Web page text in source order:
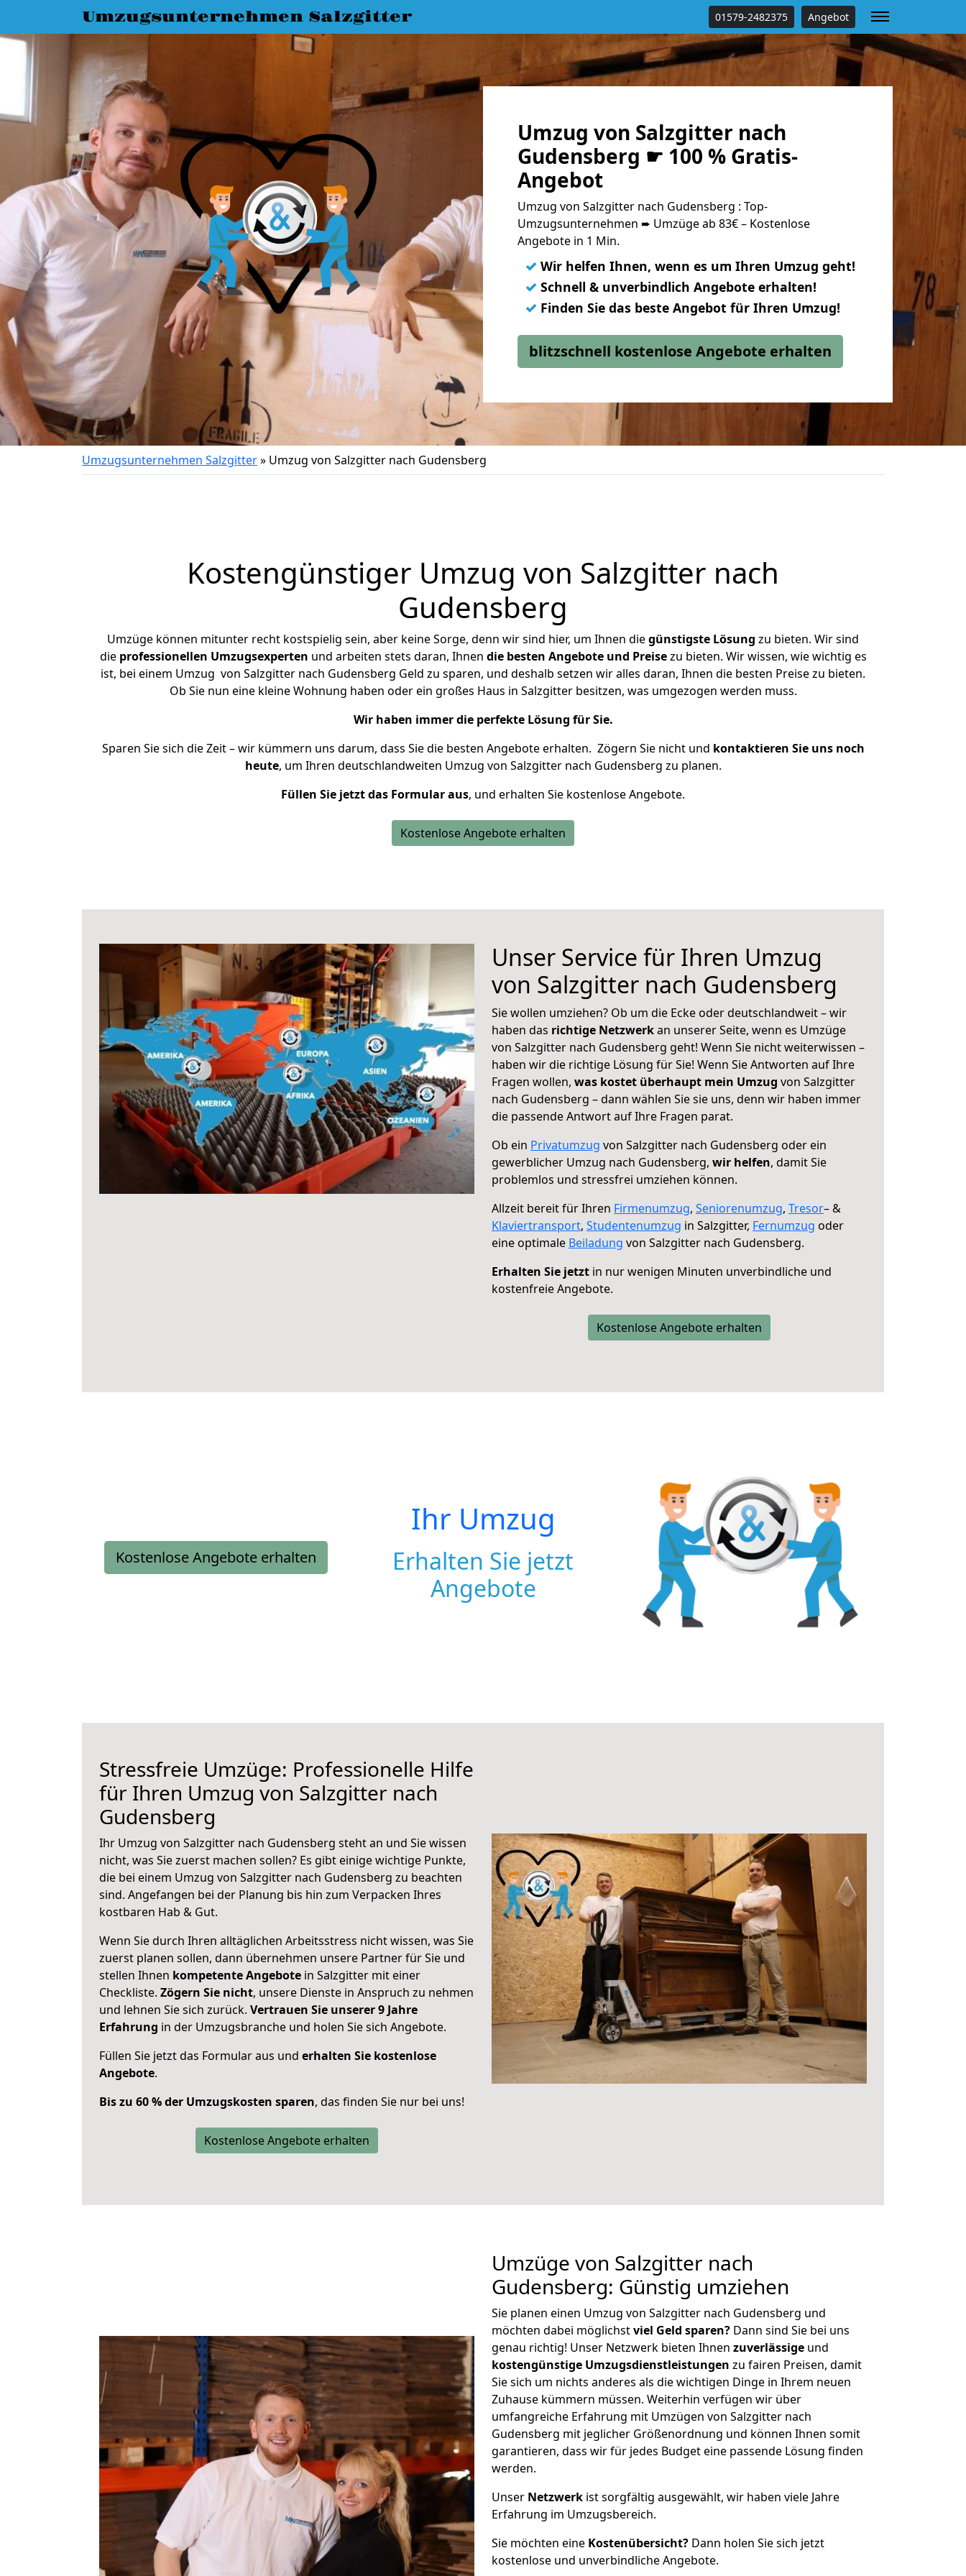
Umzugsunternehmen Salzgitter 01579-2482375 Angebot
Umzug von Salzgitter nach
Gudensberg ☛ 100 % Gratis-
Angebot
Umzug von Salzgitter nach Gudensberg : Top-
Umzugsunternehmen ➨ Umzüge ab 83€ – Kostenlose
Angebote in 1 Min.
✓ Wir helfen Ihnen, wenn es um Ihren Umzug geht!
✓ Schnell & unverbindlich Angebote erhalten!
✓ Finden Sie das beste Angebot für Ihren Umzug!
blitzschnell kostenlose Angebote erhalten
Umzugsunternehmen Salzgitter» Umzug von Salzgitter nach Gudensberg
Kostengünstiger Umzug von Salzgitter nach
Gudensberg
Umzüge können mitunter recht kostspielig sein, aber keine Sorge, denn wir sind hier, um Ihnen diegünstigste Lösung zu bieten. Wir sind
die professionellen Umzugsexperten und arbeiten stets daran, Ihnen die besten Angebote und Preisezu bieten. Wir wissen, wie wichtig es
ist, bei einem Umzug von Salzgitter nach Gudensberg Geld zu sparen, und deshalb setzen wir alles daran, Ihnen die besten Preise zu bieten.
Ob Sie nun eine kleine Wohnung haben oder ein großes Haus in Salzgitter besitzen, was umgezogen werden muss.
Wir haben immer die perfekte Lösung für Sie.
Sparen Sie sich die Zeit – wir kümmern uns darum, dass Sie die besten Angebote erhalten. Zögern Sie nicht und kontaktieren Sie uns noch
heute, um Ihren deutschlandweiten Umzug von Salzgitter nach Gudensberg zu planen.
Füllen Sie jetzt das Formular aus, und erhalten Sie kostenlose Angebote.
Kostenlose Angebote erhalten
Unser Service für Ihren Umzug
von Salzgitter nach Gudensberg
Sie wollen umziehen? Ob um die Ecke oder deutschlandweit – wir
haben das richtige Netzwerkan unserer Seite, wenn es Umzüge
von Salzgitter nach Gudensberg geht! Wenn Sie nicht weiterwissen –
haben wir die richtige Lösung für Sie! Wenn Sie Antworten auf Ihre
Fragen wollen, was kostet überhaupt mein Umzug von Salzgitter
nach Gudensberg – dann wählen Sie sie uns, denn wir haben immer
die passende Antwort auf Ihre Fragen parat.
Ob ein Privatumzug von Salzgitter nach Gudensberg oder ein
gewerblicher Umzug nach Gudensberg, wir helfen, damit Sie
problemlos und stressfrei umziehen können.
Allzeit bereit für Ihren Firmenumzug, Seniorenumzug, Tresor– &
Klaviertransport, Studentenumzug in Salzgitter, Fernumzug oder
eine optimale Beiladung von Salzgitter nach Gudensberg.
Erhalten Sie jetzt in nur wenigen Minuten unverbindliche und
kostenfreie Angebote.
Kostenlose Angebote erhalten
Kostenlose Angebote erhalten
Ihr Umzug
Erhalten Sie jetzt
Angebote
Stressfreie Umzüge: Professionelle Hilfe
für Ihren Umzug von Salzgitter nach
Gudensberg
Ihr Umzug von Salzgitter nach Gudensberg steht an und Sie wissen
nicht, was Sie zuerst machen sollen? Es gibt einige wichtige Punkte,
die bei einem Umzug von Salzgitter nach Gudensberg zu beachten
sind. Angefangen bei der Planung bis hin zum Verpacken Ihres
kostbaren Hab & Gut.
Wenn Sie durch Ihren alltäglichen Arbeitsstress nicht wissen, was Sie
zuerst planen sollen, dann übernehmen unsere Partner für Sie und
stellen Ihnen kompetente Angebote in Salzgitter mit einer
Checkliste. Zögern Sie nicht, unsere Dienste in Anspruch zu nehmen
und lehnen Sie sich zurück. Vertrauen Sie unserer 9 Jahre
Erfahrung in der Umzugsbranche und holen Sie sich Angebote.
Füllen Sie jetzt das Formular aus und erhalten Sie kostenlose
Angebote.
Bis zu 60 % der Umzugskosten sparen, das finden Sie nur bei uns!
Kostenlose Angebote erhalten
Umzüge von Salzgitter nach
Gudensberg: Günstig umziehen
Sie planen einen Umzug von Salzgitter nach Gudensberg und
möchten dabei möglichstviel Geld sparen? Dann sind Sie bei uns
genau richtig! Unser Netzwerk bieten Ihnen zuverlässige und
kostengünstige Umzugsdienstleistungen zu fairen Preisen, damit
Sie sich um nichts anderes als die wichtigen Dinge in Ihrem neuen
Zuhause kümmern müssen. Weiterhin verfügen wir über
umfangreiche Erfahrung mit Umzügen von Salzgitter nach
Gudensberg mit jeglicher Größenordnung und können Ihnen somit
garantieren, dass wir für jedes Budget eine passende Lösung finden
werden.
Unser Netzwerk ist sorgfältig ausgewählt, wir haben viele Jahre
Erfahrung im Umzugsbereich.
Sie möchten eine Kostenübersicht? Dann holen Sie sich jetzt
kostenlose und unverbindliche Angebote.